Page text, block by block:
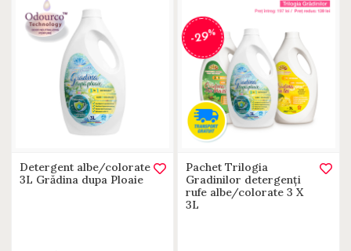
Detergent albe/colorate
3L Grădina dupa Ploaie
-29%
Pachet Trilogia
Gradinilor detergenți
rufe albe/colorate 3 X
3L